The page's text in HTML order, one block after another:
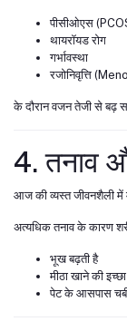
पीसीओएस
थायरॉयड रोग
गर्भावस्था
रजोनिवृत्ति
के दौरान वजन तेजी से बढ़
4. तनाव
आज की व्यस्त जीवनशैली में
अत्यधिक तनाव के कारण
भूख बढ़ती है
मीठा खाने की इच्छा
पेट के आसपास